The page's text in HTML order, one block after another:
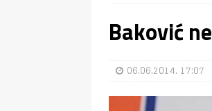
Baković
06.06.2014. 17:07